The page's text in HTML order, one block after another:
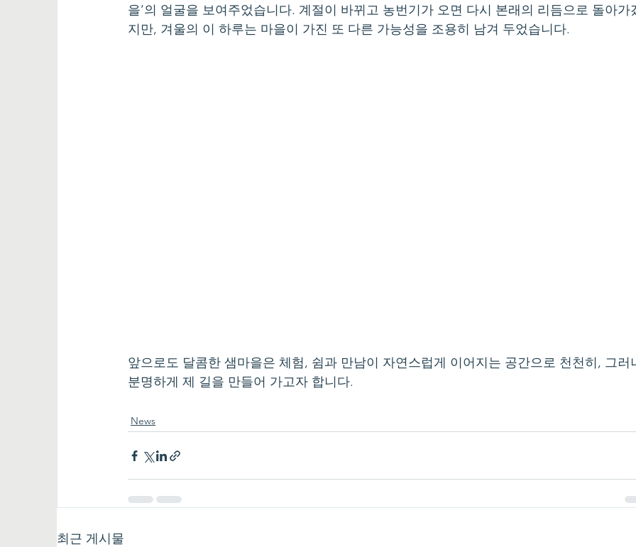
을’의 얼굴을 보여주었습니다. 계절이 바뀌고 농번기가 오면 다시 본래의 리듬으로 돌아가
지만, 겨울의 이 하루는 마을이 가진 또 다른 가능성을 조용히 남겨 두었습니다.
앞으로도 달콤한 샘마을은 체험, 쉼과 만남이 자연스럽게 이어지는 공간으로 천천히, 그
분명하게 제 길을 만들어 가고자 합니다.
News
최근 게시물